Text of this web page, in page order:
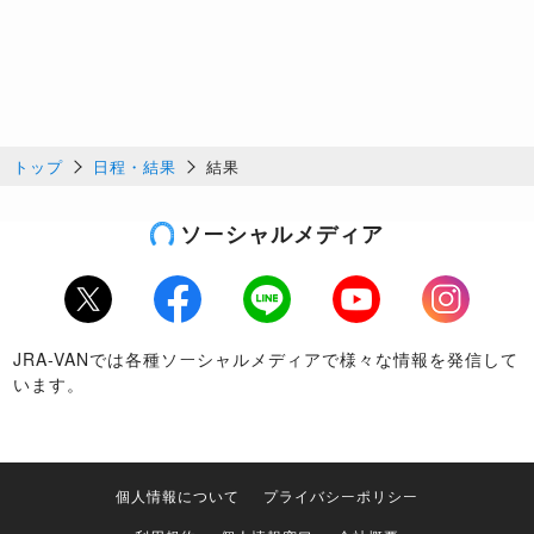
トップ 日程・結果 結果
ソーシャルメディア
Twitter Facebook LINE Youtube
Instagram
JRA-VANでは各種ソーシャルメディアで様々な情報を発信して
います。
個人情報について
プライバシーポリシー